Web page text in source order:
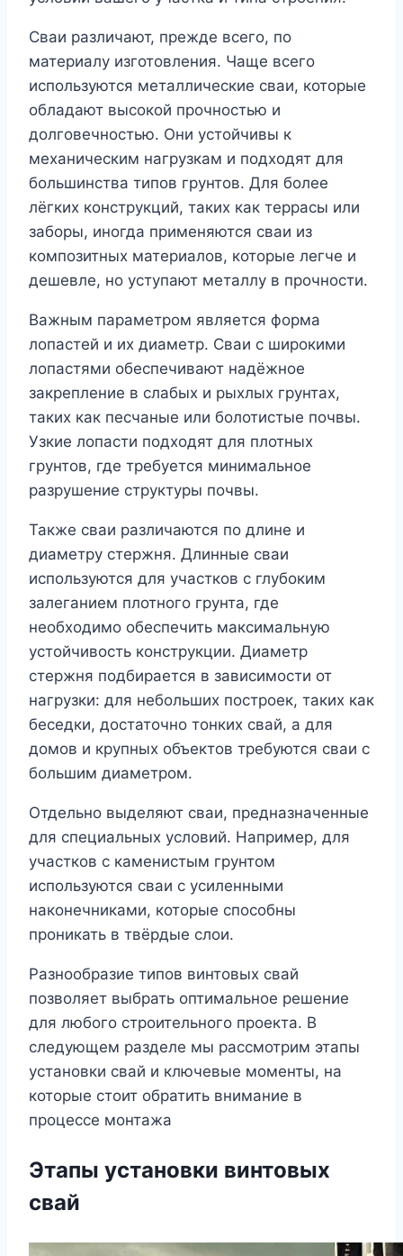
Сваи различают, прежде всего, по
материалу изготовления. Чаще всего
используются металлические сваи, которые
обладают высокой прочностью и
долговечностью. Они устойчивы к
механическим нагрузкам и подходят для
большинства типов грунтов. Для более
лёгких конструкций, таких как террасы или
заборы, иногда применяются сваи из
композитных материалов, которые легче и
дешевле, но уступают металлу в прочности.
Важным параметром является форма
лопастей и их диаметр. Сваи с широкими
лопастями обеспечивают надёжное
закрепление в слабых и рыхлых грунтах,
таких как песчаные или болотистые почвы.
Узкие лопасти подходят для плотных
грунтов, где требуется минимальное
разрушение структуры почвы.
Также сваи различаются по длине и
диаметру стержня. Длинные сваи
используются для участков с глубоким
залеганием плотного грунта, где
необходимо обеспечить максимальную
устойчивость конструкции. Диаметр
стержня подбирается в зависимости от
нагрузки: для небольших построек, таких как
беседки, достаточно тонких свай, а для
домов и крупных объектов требуются сваи с
большим диаметром.
Отдельно выделяют сваи, предназначенные
для специальных условий. Например, для
участков с каменистым грунтом
используются сваи с усиленными
наконечниками, которые способны
проникать в твёрдые слои.
Разнообразие типов винтовых свай
позволяет выбрать оптимальное решение
для любого строительного проекта. В
следующем разделе мы рассмотрим этапы
установки свай и ключевые моменты, на
которые стоит обратить внимание в
процессе монтажа
Этапы установки винтовых
свай